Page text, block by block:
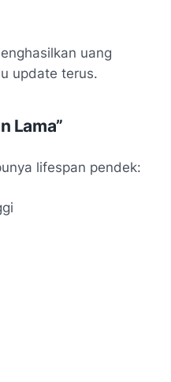
uang
update terus.
Lama”
lifespan pendek: